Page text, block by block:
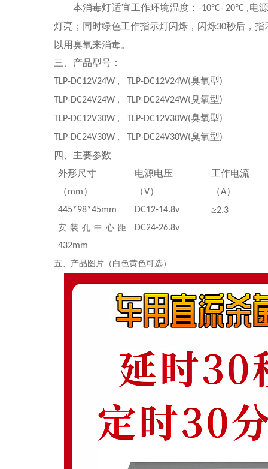
本消毒灯适宜工作环境温度：-10°C- 20°C ,电
灯亮；同时绿色工作指示灯闪烁，闪烁30秒后，指
以用臭氧来消毒。
三、产品型号：
TLP-DC12V24W , TLP-DC12V24W(臭氧型)
TLP-DC24V24W , TLP-DC24V24W(臭氧型)
TLP-DC12V30W , TLP-DC12V30W(臭氧型)
TLP-DC24V30W , TLP-DC24V30W(臭氧型)
四、主要参数
外形尺寸
（mm）
电源电压
（V）
工作电流
（A）
445*98*45mm
安装孔中心距
432mm
DC12-14.8v
DC24-26.8v
≥2.3
五、产品图片（白色黄色可选）